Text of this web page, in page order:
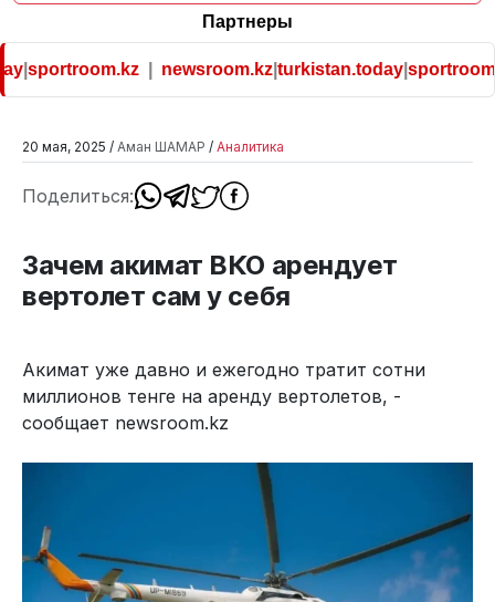
Партнеры
|newsroom.kz|turkistan.today|sportroom.kz
20 мая, 2025 / Аман ШАМАР / Аналитика
Поделиться:
Зачем акимат ВКО арендует
вертолет сам у себя
Акимат уже давно и ежегодно тратит сотни
миллионов тенге на аренду вертолетов, -
сообщает newsroom.kz